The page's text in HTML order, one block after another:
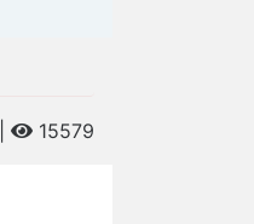
15579